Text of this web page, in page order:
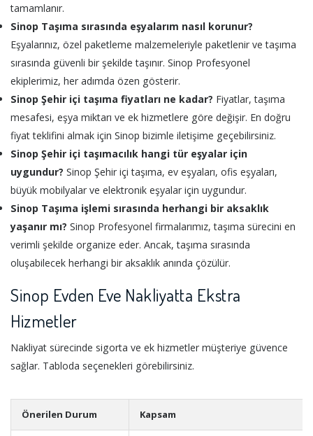
tamamlanır.
Sinop Taşıma sırasında eşyalarım nasıl korunur?
Eşyalarınız, özel paketleme malzemeleriyle paketlenir ve taşıma
sırasında güvenli bir şekilde taşınır. Sinop Profesyonel
ekiplerimiz, her adımda özen gösterir.
Sinop Şehir içi taşıma fiyatları ne kadar? Fiyatlar, taşıma
mesafesi, eşya miktarı ve ek hizmetlere göre değişir. En doğru
fiyat teklifini almak için Sinop bizimle iletişime geçebilirsiniz.
Sinop Şehir içi taşımacılık hangi tür eşyalar için
uygundur? Sinop Şehir içi taşıma, ev eşyaları, ofis eşyaları,
büyük mobilyalar ve elektronik eşyalar için uygundur.
Sinop Taşıma işlemi sırasında herhangi bir aksaklık
yaşanır mı? Sinop Profesyonel firmalarımız, taşıma sürecini en
verimli şekilde organize eder. Ancak, taşıma sırasında
oluşabilecek herhangi bir aksaklık anında çözülür.
Sinop Evden Eve Nakliyatta Ekstra
Hizmetler
Nakliyat sürecinde sigorta ve ek hizmetler müşteriye güvence
sağlar. Tabloda seçenekleri görebilirsiniz.
Önerilen Durum Kapsam